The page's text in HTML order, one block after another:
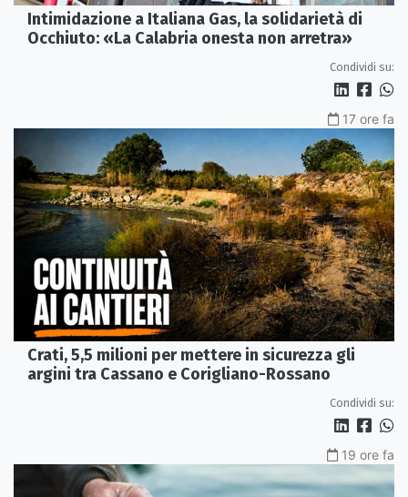
Intimidazione a Italiana Gas, la solidarietà di
Occhiuto: «La Calabria onesta non arretra»
Condividi su:
17 ore fa
Crati, 5,5 milioni per mettere in sicurezza gli
argini tra Cassano e Corigliano-Rossano
Condividi su:
19 ore fa